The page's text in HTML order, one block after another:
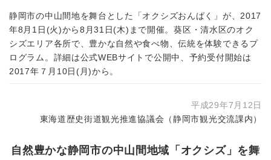
静岡市の中山間地を舞台とした「オクシズおんぱく」が、2017
年8月1日(火)から8月31日(木)まで開催。葵区・清水区のオク
シズエリア各所で、豊かな自然や食べ物、伝統を体験できるプ
ログラム。詳細は公式WEBサイトで公開中、予約受付開始は
2017年７月10日(月)から。
平成29年7月12日
東海道歴史街道観光推進協議会（静岡市観光交流課内）
自然豊かな静岡市の中山間地域「オクシズ」を舞